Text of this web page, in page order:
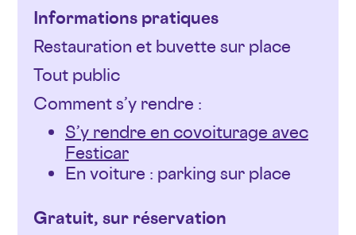
Informations pratiques
Restauration et buvette sur place
Tout public
Comment s’y rendre :
S’y rendre en covoiturage avec
Festicar
En voiture : parking sur place
Gratuit, sur réservation